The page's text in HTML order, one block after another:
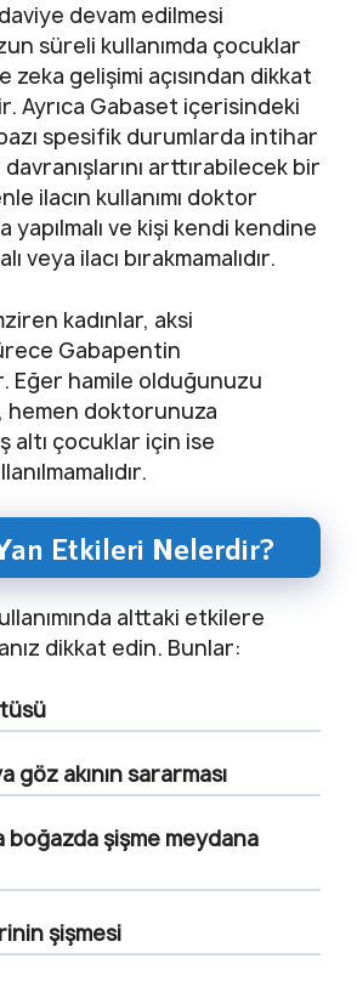
devam edilmesi
süreli kullanımda çocuklar
zeka gelişimi açısından dikkat
Ayrıca Gabaset içerisindeki
spesifik durumlarda intihar
arttırabilecek bir
ilacın kullanımı doktor
yapılmalı ve kişi kendi kendine
veya ilacı bırakmamalıdır.
kadınlar, aksi
Gabapentin
Eğer hamile olduğunuzu
hemen doktorunuza
altı çocuklar için ise
Etkileri Nelerdir?
alttaki etkilere
dikkat edin. Bunlar:
göz akının sararması
boğazda şişme meydana
şişmesi